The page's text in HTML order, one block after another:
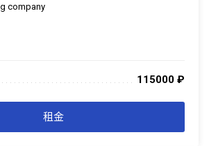
company
115000 ₽
. . . . . . . . . . . . . . . . . . . . . . . . . . . . . . . . . . . . . . . . . . .
租金